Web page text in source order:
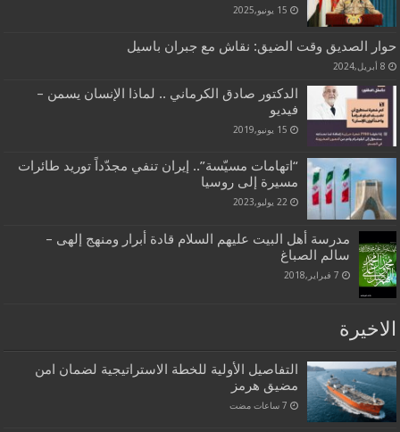
15 يونيو,2025
حوار الصديق وقت الضيق: نقاش مع جبران باسيل
8 أبريل,2024
الدكتور صادق الكرماني .. لماذا الإنسان يسمن –
فيديو
15 يونيو,2019
“اتهامات مسيّسة”.. إيران تنفي مجدّداً توريد طائرات
مسيرة إلى روسيا
22 يوليو,2023
مدرسة أهل البيت عليهم السلام قادة أبرار ومنهج إلهى –
سالم الصباغ
7 فبراير,2018
الاخيرة
التفاصيل الأولية للخطة الاستراتيجية لضمان امن
مضيق هرمز